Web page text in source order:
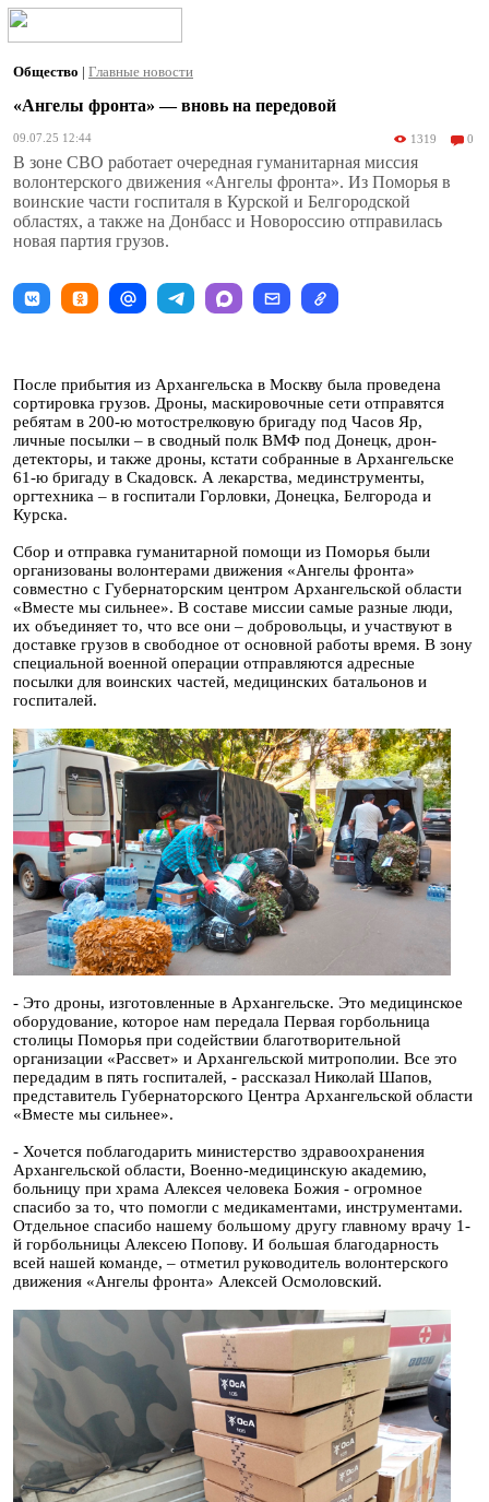
Общество | Главные новости
«Ангелы фронта» — вновь на передовой
09.07.25 12:44 1319 0
В зоне СВО работает очередная гуманитарная миссия
волонтерского движения «Ангелы фронта». Из Поморья в
воинские части госпиталя в Курской и Белгородской
областях, а также на Донбасс и Новороссию отправилась
новая партия грузов.
После прибытия из Архангельска в Москву была проведена
сортировка грузов. Дроны, маскировочные сети отправятся
ребятам в 200-ю мотострелковую бригаду под Часов Яр,
личные посылки – в сводный полк ВМФ под Донецк, дрон-
детекторы, и также дроны, кстати собранные в Архангельске
61-ю бригаду в Скадовск. А лекарства, мединструменты,
оргтехника – в госпитали Горловки, Донецка, Белгорода и
Курска.
Сбор и отправка гуманитарной помощи из Поморья были
организованы волонтерами движения «Ангелы фронта»
совместно с Губернаторским центром Архангельской области
«Вместе мы сильнее». В составе миссии самые разные люди,
их объединяет то, что все они – добровольцы, и участвуют в
доставке грузов в свободное от основной работы время. В зону
специальной военной операции отправляются адресные
посылки для воинских частей, медицинских батальонов и
госпиталей.
- Это дроны, изготовленные в Архангельске. Это медицинское
оборудование, которое нам передала Первая горбольница
столицы Поморья при содействии благотворительной
организации «Рассвет» и Архангельской митрополии. Все это
передадим в пять госпиталей, - рассказал Николай Шапов,
представитель Губернаторского Центра Архангельской области
«Вместе мы сильнее».
- Хочется поблагодарить министерство здравоохранения
Архангельской области, Военно-медицинскую академию,
больницу при храма Алексея человека Божия - огромное
спасибо за то, что помогли с медикаментами, инструментами.
Отдельное спасибо нашему большому другу главному врачу 1-
й горбольницы Алексею Попову. И большая благодарность
всей нашей команде, – отметил руководитель волонтерского
движения «Ангелы фронта» Алексей Осмоловский.